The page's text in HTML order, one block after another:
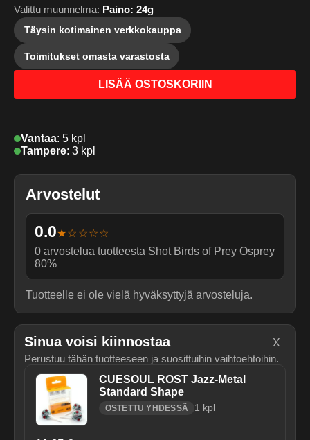
Arvostelut
0.0★☆☆☆☆
0 arvostelua tuotteesta Shot Birds of Prey Osprey
80%
Tuotteelle ei ole vielä hyväksyttyjä arvosteluja.
Valittu muunnelma: Paino: 24g
Täysin kotimainen verkkokauppa
Toimitukset omasta varastosta
LISÄÄ OSTOSKORIIN
Vantaa: 5 kpl
Tampere: 3 kpl
Sinua voisi kiinnostaa
Perustuu tähän tuotteeseen ja suosittuihin vaihtoehtoihin.
X
CUESOUL ROST Jazz-Metal
Standard Shape
OSTETTU YHDESSÄ 1 kpl